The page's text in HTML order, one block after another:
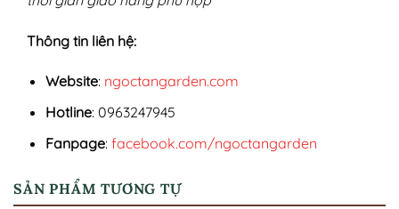
Thông tin liên hệ:
Website: ngoctangarden.com
Hotline: 0963247945
Fanpage: facebook.com/ngoctangarden
SẢN PHẨM TƯƠNG TỰ